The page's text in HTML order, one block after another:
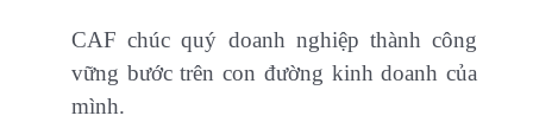
CAF chúc quý doanh nghiệp thành công
vững bước trên con đường kinh doanh của
mình.